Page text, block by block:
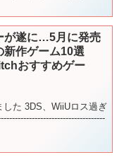
が遂に…5月に発売
新作ゲーム10選
おすすめゲー
た 3DS、WiiUロス過ぎ